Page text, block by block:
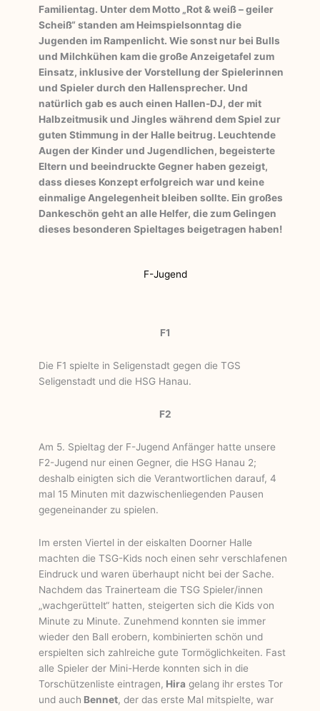
Familientag. Unter dem Motto „Rot & weiß – geiler
Scheiß“ standen am Heimspielsonntag die
Jugenden im Rampenlicht. Wie sonst nur bei Bulls
und Milchkühen kam die große Anzeigetafel zum
Einsatz, inklusive der Vorstellung der Spielerinnen
und Spieler durch den Hallensprecher. Und
natürlich gab es auch einen Hallen-DJ, der mit
Halbzeitmusik und Jingles während dem Spiel zur
guten Stimmung in der Halle beitrug. Leuchtende
Augen der Kinder und Jugendlichen, begeisterte
Eltern und beeindruckte Gegner haben gezeigt,
dass dieses Konzept erfolgreich war und keine
einmalige Angelegenheit bleiben sollte. Ein großes
Dankeschön geht an alle Helfer, die zum Gelingen
dieses besonderen Spieltages beigetragen haben!
F-Jugend
F1
Die F1 spielte in Seligenstadt gegen die TGS
Seligenstadt und die HSG Hanau.
F2
Am 5. Spieltag der F-Jugend Anfänger hatte unsere
F2-Jugend nur einen Gegner, die HSG Hanau 2;
deshalb einigten sich die Verantwortlichen darauf, 4
mal 15 Minuten mit dazwischenliegenden Pausen
gegeneinander zu spielen.
Im ersten Viertel in der eiskalten Doorner Halle
machten die TSG-Kids noch einen sehr verschlafenen
Eindruck und waren überhaupt nicht bei der Sache.
Nachdem das Trainerteam die TSG Spieler/innen
„wachgerüttelt“ hatten, steigerten sich die Kids von
Minute zu Minute. Zunehmend konnten sie immer
wieder den Ball erobern, kombinierten schön und
erspielten sich zahlreiche gute Tormöglichkeiten. Fast
alle Spieler der Mini-Herde konnten sich in die
Torschützenliste eintragen, Hira gelang ihr erstes Tor
und auch Bennet, der das erste Mal mitspielte, war